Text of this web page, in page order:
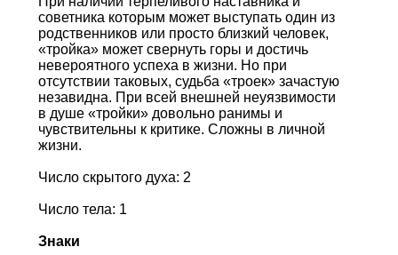
советника которым может выступать один из
родственников или просто близкий человек,
«тройка» может свернуть горы и достичь
невероятного успеха в жизни. Но при
отсутствии таковых, судьба «троек» зачастую
незавидна. При всей внешней неуязвимости
в душе «тройки» довольно ранимы и
чувствительны к критике. Сложны в личной
жизни.
Число скрытого духа: 2
Число тела: 1
Знаки